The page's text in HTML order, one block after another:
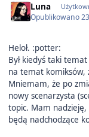
Luna
Opublikowano
Heloł. :potter:
Był kiedyś taki
na temat komiksów,
Mniemam, że po
nowy scenarzysta
topic. Mam nadzieję,
będą nadchodzące